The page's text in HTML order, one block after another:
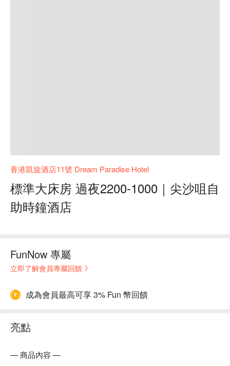
香港凱旋酒店11號 Dream Paradise Hotel
標準大床房 過夜2200-1000｜尖沙咀自
助時鐘酒店
FunNow 專屬
立即了解會員專屬回饋
成為會員最高可享 3% Fun 幣回饋
亮點
— 商品內容 —